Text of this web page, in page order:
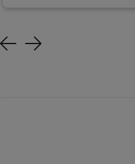
Previous
Next